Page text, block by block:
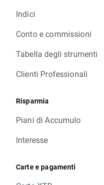
Indici
Conto e commissioni
Tabella degli strumenti
Clienti Professionali
Risparmia
Piani di Accumulo
Interesse
Carte e pagamenti